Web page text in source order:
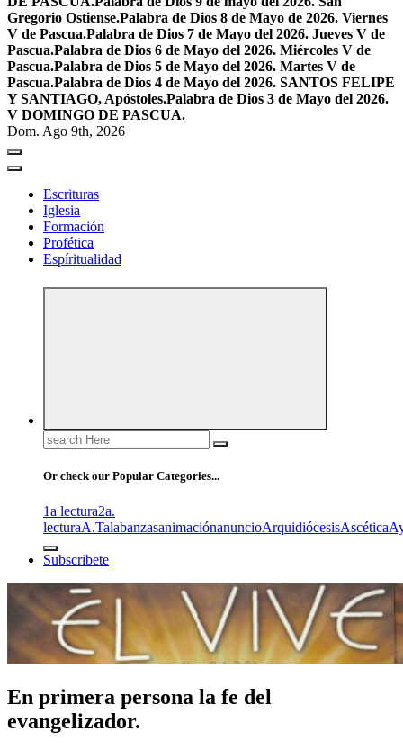
Gregorio Ostiense.Palabra de Dios 8 de Mayo de 2026. Viernes
V de Pascua.Palabra de Dios 7 de Mayo del 2026. Jueves V de
Pascua.Palabra de Dios 6 de Mayo del 2026. Miércoles V de
Pascua.Palabra de Dios 5 de Mayo del 2026. Martes V de
Pascua.Palabra de Dios 4 de Mayo del 2026. SANTOS FELIPE
Y SANTIAGO, Apóstoles.Palabra de Dios 3 de Mayo del 2026.
V DOMINGO DE PASCUA.
Dom. Ago 9th, 2026
Escrituras
Iglesia
Formación
Profética
Espíritualidad
Search
for:
Or check our Popular Categories...
1a lectura2a.
lecturaA.TalabanzasanimaciónanuncioArquidiócesisAscética
Subscribete
En primera persona la fe del
evangelizador.